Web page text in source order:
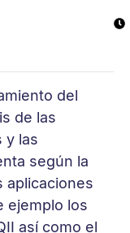
del
de las
y las
según la
aplicaciones
ejemplo los
así como el